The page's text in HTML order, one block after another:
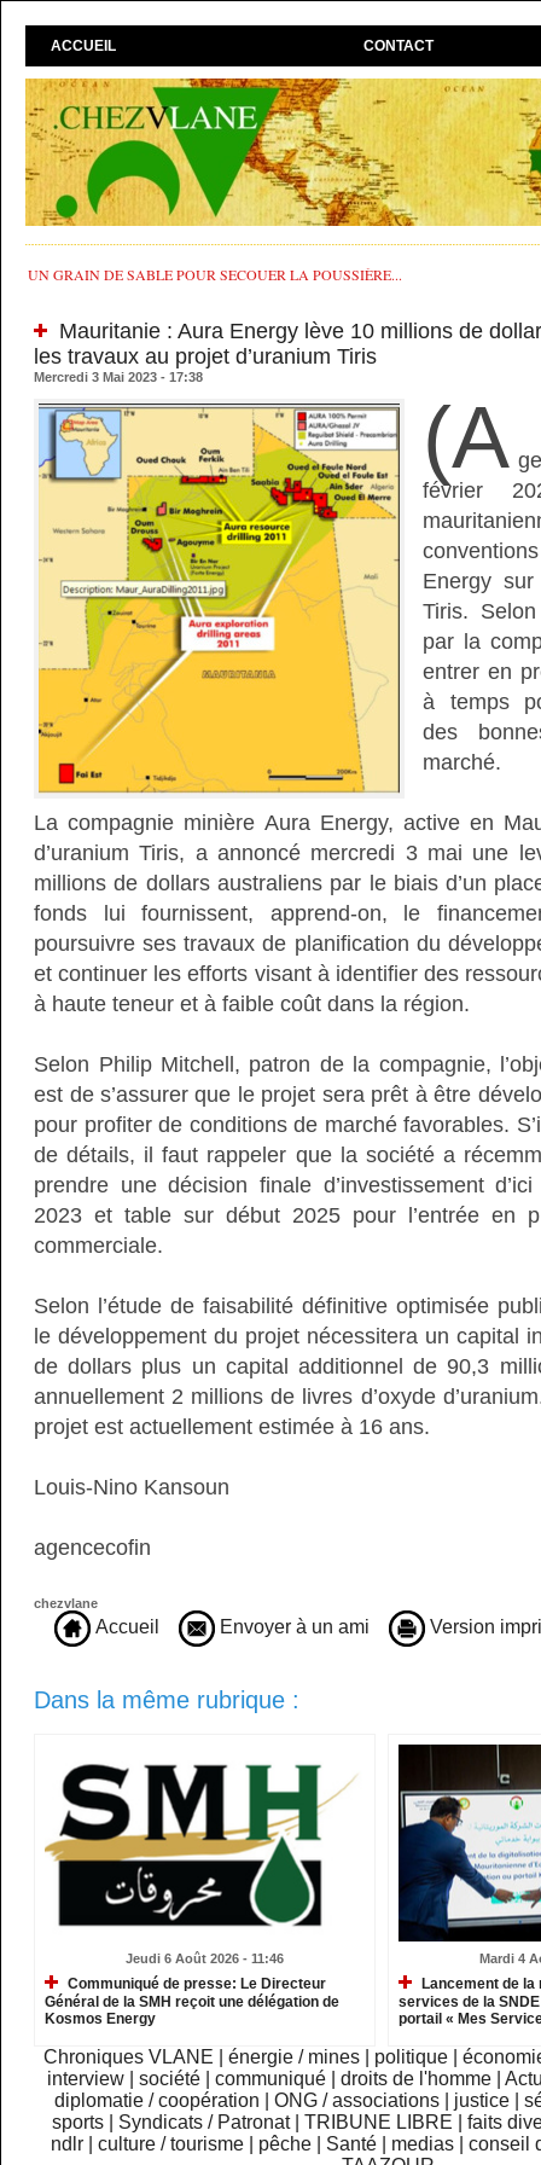
ACCUEIL CONTACT
UN GRAIN DE SABLE POUR SECOUER LA POUSSIÈRE...
Mauritanie : Aura Energy lève 10 millions de
les travaux au projet d’uranium Tiris
Mercredi 3 Mai 2023 - 17:38
(A
février
Energy sur
Tiris.
par la
entrer en
à temps
des
marché.
La compagnie minière Aura Energy, active en
d’uranium Tiris, a annoncé mercredi 3 mai une
millions de dollars australiens par le biais d’un
fonds lui fournissent, apprend-on, le
poursuivre ses travaux de planification du
et continuer les efforts visant à identifier des
à haute teneur et à faible coût dans la région.
Selon Philip Mitchell, patron de la compagnie,
est de s’assurer que le projet sera prêt à être
pour profiter de conditions de marché favorables.
de détails, il faut rappeler que la société a
prendre une décision finale d’investissement
2023 et table sur début 2025 pour l’entrée en
commerciale.
Selon l’étude de faisabilité définitive optimisée
le développement du projet nécessitera un capital
de dollars plus un capital additionnel de 90,3
annuellement 2 millions de livres d’oxyde
projet est actuellement estimée à 16 ans.
Louis-Nino Kansoun
​agencecofin
chezvlane
Accueil Envoyer à un ami Version
Dans la même rubrique :
Jeudi 6 Août 2026 - 11:46
Communiqué de presse: Le Directeur
Général de la SMH reçoit une délégation de
Kosmos Energy
Mardi 4
Lancement de
services de la
portail « Mes
Chroniques VLANE énergie / mines politique
interview
|société |communiqué |droits de l'homme |
diplomatie / coopération
ONG / associations justice
sports
Syndicats / Patronat TRIBUNE LIBRE
faits
ndlr
|culture / tourisme pêche Santé medias |conseil